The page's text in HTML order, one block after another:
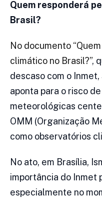
Quem responderá
Brasil?
No documento
climático no Brasil?”,
descaso com o
aponta para o risco
meteorológicas
OMM (Organização
como observatórios
No ato, em Brasília,
importância do Inmet
especialmente no